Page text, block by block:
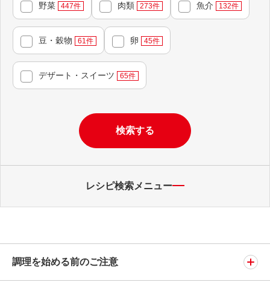
野菜 447件 肉類 273件 魚介 132件
豆・穀物 61件 卵 45件
デザート・スイーツ 65件
検索する
レシピ検索メニュー
調理を始める前のご注意